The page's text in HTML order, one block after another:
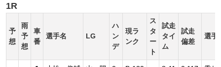
1R
予
想
雨
予
想
車
番
選手名 LG
ハ
ン
デ
現ラ
ンク
ス
タ
ー
ト
試走
タイ
ム
試走
偏差
選手